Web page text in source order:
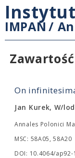
IMPAN /
On
Jan Kurek, W/
Annales Polonici
MSC: 58A05, 58A20
DOI: 10.4064/ap92-